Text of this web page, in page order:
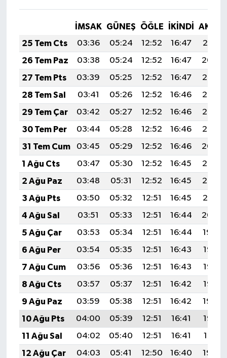
İMSAK GÜNEŞ ÖĞLE İKINDI
25 Tem Cts
03:36 05:24 12:52 16:47
20:10
26 Tem Paz
03:38 05:24 12:52 16:47
20:09
27 Tem Pts
03:39 05:25 12:52 16:47
20:08
28 Tem Sal
03:41 05:26 12:52 16:46
20:07
29 Tem Çar
03:42 05:27 12:52 16:46
20:06
30 Tem Per
03:44 05:28 12:52 16:46
20:05
31 Tem Cum
03:45 05:29 12:52 16:46
20:04
1 Ağu Cts
03:47 05:30 12:52 16:45
20:03
2 Ağu Paz
03:48 05:31 12:52 16:45
20:02
3 Ağu Pts
03:50 05:32 12:51 16:45
20:01
4 Ağu Sal
03:51 05:33 12:51 16:44
20:00
5 Ağu Çar
03:53 05:34 12:51 16:44
19:59
6 Ağu Per
03:54 05:35 12:51 16:43
19:58
7 Ağu Cum
03:56 05:36 12:51 16:43
19:56
8 Ağu Cts
03:57 05:37 12:51 16:42
19:55
9 Ağu Paz
03:59 05:38 12:51 16:42
19:54
10 Ağu Pts
04:00 05:39 12:51 16:41
19:53
11 Ağu Sal
04:02 05:40 12:51 16:41
19:51
12 Ağu Çar
04:03 05:41 12:50 16:40
19:50